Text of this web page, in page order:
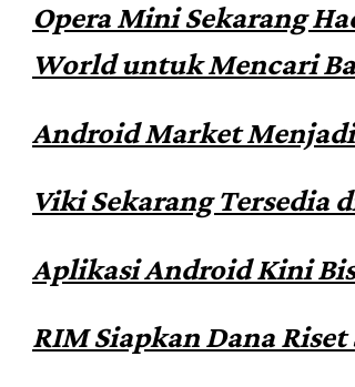
Opera Mini Sekarang
World untuk Mencari
Android Market
Viki Sekarang Tersedia
Aplikasi Android Kini
RIM Siapkan Dana